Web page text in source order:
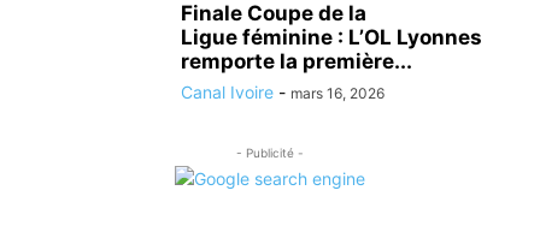
Finale Coupe de la
Ligue féminine : L’OL Lyonnes
remporte la première...
Canal Ivoire - mars 16, 2026
- Publicité -